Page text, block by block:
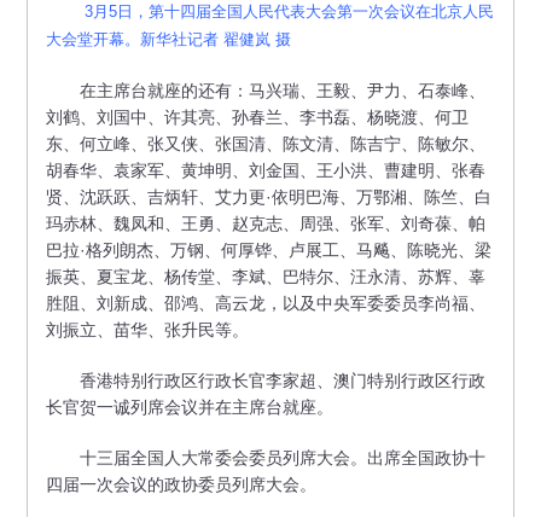
3月5日，第十四届全国人民代表大会第一次会议在北京人民
大会堂开幕。新华社记者 翟健岚 摄
在主席台就座的还有：马兴瑞、王毅、尹力、石泰峰、
刘鹤、刘国中、许其亮、孙春兰、李书磊、杨晓渡、何卫
东、何立峰、张又侠、张国清、陈文清、陈吉宁、陈敏尔、
胡春华、袁家军、黄坤明、刘金国、王小洪、曹建明、张春
贤、沈跃跃、吉炳轩、艾力更·依明巴海、万鄂湘、陈竺、白
玛赤林、魏凤和、王勇、赵克志、周强、张军、刘奇葆、帕
巴拉·格列朗杰、万钢、何厚铧、卢展工、马飚、陈晓光、梁
振英、夏宝龙、杨传堂、李斌、巴特尔、汪永清、苏辉、辜
胜阻、刘新成、邵鸿、高云龙，以及中央军委委员李尚福、
刘振立、苗华、张升民等。
香港特别行政区行政长官李家超、澳门特别行政区行政
长官贺一诚列席会议并在主席台就座。
十三届全国人大常委会委员列席大会。出席全国政协十
四届一次会议的政协委员列席大会。